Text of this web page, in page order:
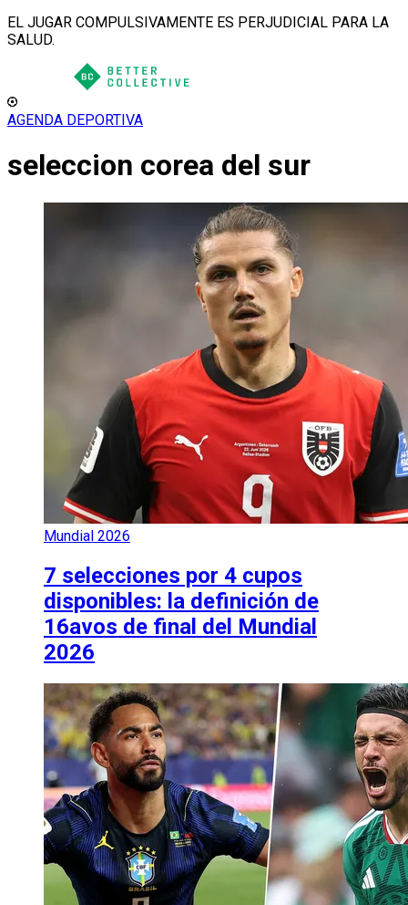
EL JUGAR COMPULSIVAMENTE ES PERJUDICIAL PARA LA
SALUD.
AGENDA DEPORTIVA
seleccion corea del sur
Mundial 2026
7 selecciones por 4 cupos
disponibles: la definición de
16avos de final del Mundial
2026